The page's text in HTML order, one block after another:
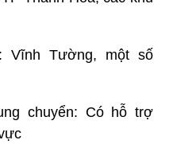
Vĩnh Tường, một số
chuyển: Có hỗ trợ